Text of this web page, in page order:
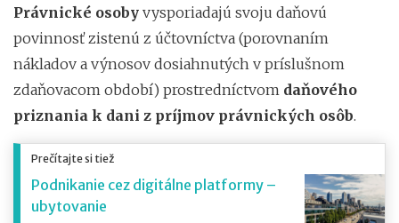
Právnické osoby vysporiadajú svoju daňovú
povinnosť zistenú z účtovníctva (porovnaním
nákladov a výnosov dosiahnutých v príslušnom
zdaňovacom období) prostredníctvom daňového
priznania k dani z príjmov právnických osôb.
Prečítajte si tiež
Podnikanie cez digitálne platformy –
ubytovanie